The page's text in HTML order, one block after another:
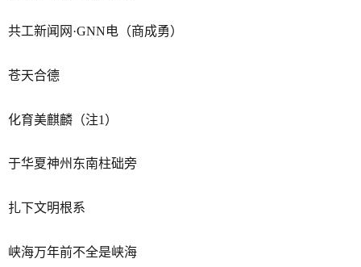
共工新闻网·GNN电（商成勇）
苍天合德
化育美麒麟（注1）
于华夏神州东南柱础旁
扎下文明根系
峡海万年前不全是峡海